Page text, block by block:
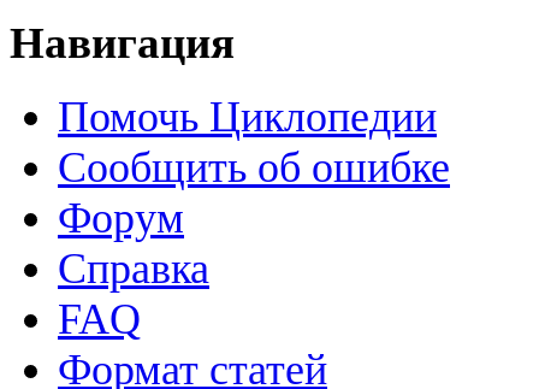
Навигация
Помочь Циклопедии
Сообщить об ошибке
Форум
Справка
FAQ
Формат статей